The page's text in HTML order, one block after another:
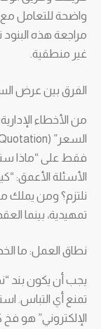
واضحة للتعامل مع
مراجعة هذه
غير منطقية.
الفرق بين عرض
من الأخطاء
فقط على “ماذا
الأسئلة الأعمق:
نلتزم؟ ومن يملك
تمهيدية، بينما
نطاق العمل: ما
تمنع أي التباس.
الإلكتروني” هو